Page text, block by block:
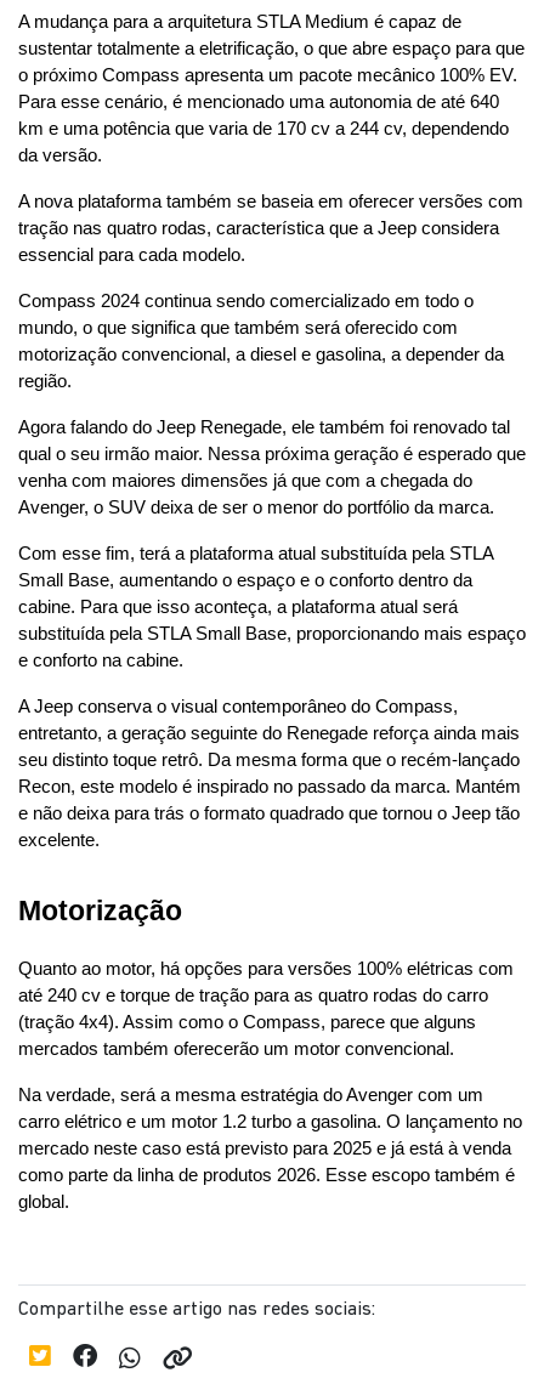
A mudança para a arquitetura STLA Medium é capaz de
sustentar totalmente a eletrificação, o que abre espaço para que
o próximo Compass apresenta um pacote mecânico 100% EV.
Para esse cenário, é mencionado uma autonomia de até 640
km e uma potência que varia de 170 cv a 244 cv, dependendo
da versão.
A nova plataforma também se baseia em oferecer versões com
tração nas quatro rodas, característica que a Jeep considera
essencial para cada modelo.
Compass 2024 continua sendo comercializado em todo o
mundo, o que significa que também será oferecido com
motorização convencional, a diesel e gasolina, a depender da
região.
Agora falando do Jeep Renegade, ele também foi renovado tal
qual o seu irmão maior. Nessa próxima geração é esperado que
venha com maiores dimensões já que com a chegada do
Avenger, o SUV deixa de ser o menor do portfólio da marca.
Com esse fim, terá a plataforma atual substituída pela STLA
Small Base, aumentando o espaço e o conforto dentro da
cabine. Para que isso aconteça, a plataforma atual será
substituída pela STLA Small Base, proporcionando mais espaço
e conforto na cabine.
A Jeep conserva o visual contemporâneo do Compass,
entretanto, a geração seguinte do Renegade reforça ainda mais
seu distinto toque retrô. Da mesma forma que o recém-lançado
Recon, este modelo é inspirado no passado da marca. Mantém
e não deixa para trás o formato quadrado que tornou o Jeep tão
excelente.
Motorização
Quanto ao motor, há opções para versões 100% elétricas com
até 240 cv e torque de tração para as quatro rodas do carro
(tração 4x4). Assim como o Compass, parece que alguns
mercados também oferecerão um motor convencional.
Na verdade, será a mesma estratégia do Avenger com um
carro elétrico e um motor 1.2 turbo a gasolina. O lançamento no
mercado neste caso está previsto para 2025 e já está à venda
como parte da linha de produtos 2026. Esse escopo também é
global.
Compartilhe esse artigo nas redes sociais: